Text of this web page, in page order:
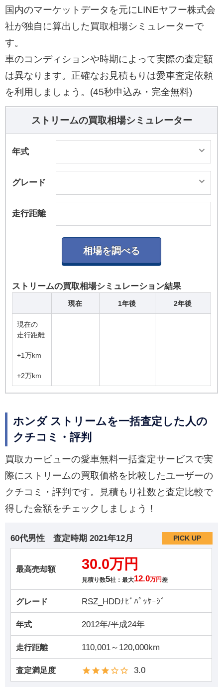
国内のマーケットデータを元にLINEヤフー株式会
社が独自に算出した買取相場シミュレーターで
す。
車のコンディションや時期によって実際の査定額
は異なります。正確なお見積もりは愛車査定依頼
を利用しましょう。(45秒申込み・完全無料)
ストリームの買取相場シミュレーター
年式
グレード
走行距離
ストリームの買取相場シミュレーション結果
現在 1年後 2年後
現在の
走行距離
+1万km
+2万km
ホンダ ストリームを一括査定した人の
クチコミ・評判
買取カービューの愛車無料一括査定サービスで実
際にストリームの買取価格を比較したユーザーの
クチコミ・評判です。見積もり社数と査定比較で
得した金額をチェックしましょう！
60代男性 査定時期 2021年12月 PICK UP
最高売却額 30.0万円
見積り数5社：最大12.0万円 差
グレード RSZ_HDDﾅﾋﾞﾊﾟｯｹｰｼﾞ
年式 2012年/平成24年
走行距離 110,001～120,000km
査定満足度 3.0